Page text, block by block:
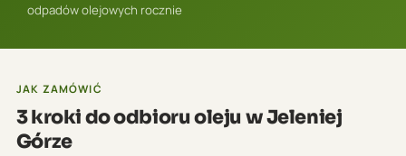
odpadów olejowych rocznie
JAK ZAMÓWIĆ
3 kroki do odbioru oleju w Jeleniej
Górze